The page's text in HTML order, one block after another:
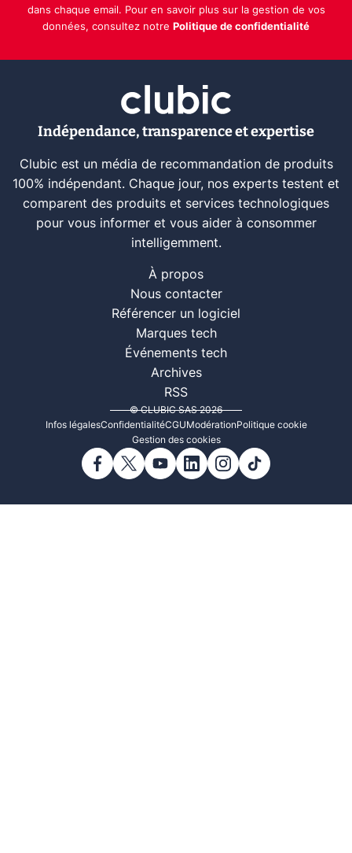
dans chaque email. Pour en savoir plus sur la gestion de vos
données, consultez notre Politique de confidentialité
Indépendance, transparence et expertise
Clubic est un média de recommandation de produits
100% indépendant. Chaque jour, nos experts testent et
comparent des produits et services technologiques
pour vous informer et vous aider à consommer
intelligemment.
À propos
Nous contacter
Référencer un logiciel
Marques tech
Événements tech
Archives
RSS
© CLUBIC SAS 2026
Infos légalesConfidentialitéCGUModérationPolitique cookie
Gestion des cookies